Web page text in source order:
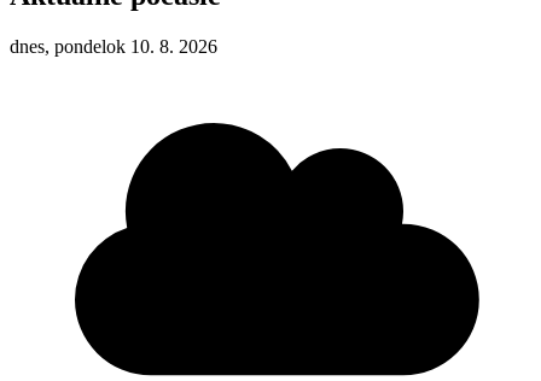
dnes, pondelok 10. 8. 2026